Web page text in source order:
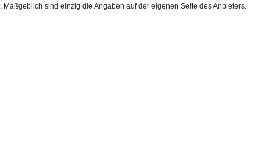
sind einzig die Angaben auf der eigenen Seite des Anbieters.